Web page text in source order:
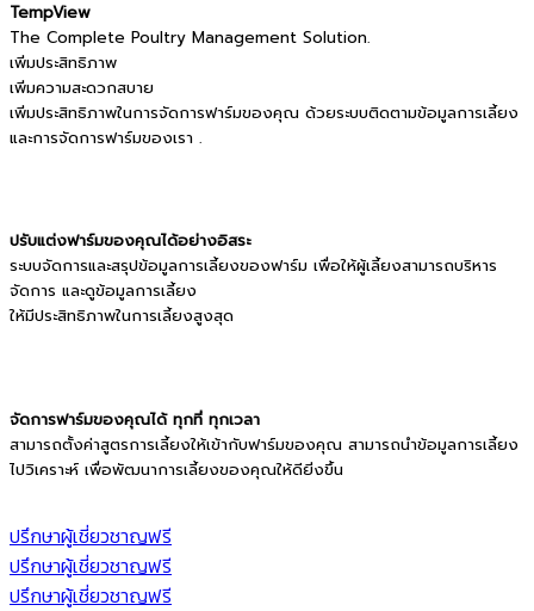
TempView
The Complete Poultry Management Solution.
เพิ่มประสิทธิภาพ
เพิ่มความสะดวกสบาย
เพิ่มประสิทธิภาพในการจัดการฟาร์มของคุณ ด้วยระบบติดตามข้อมูลการเลี้ยง
และการจัดการฟาร์มของเรา .
ปรับแต่งฟาร์มของคุณได้อย่างอิสระ
ระบบจัดการและสรุปข้อมูลการเลี้ยงของฟาร์ม เพื่อให้ผู้เลี้ยงสามารถบริหาร
จัดการ และดูข้อมูลการเลี้ยง
ให้มีประสิทธิภาพในการเลี้ยงสูงสุด
จัดการฟาร์มของคุณได้ ทุกที่ ทุกเวลา
สามารถตั้งค่าสูตรการเลี้ยงให้เข้ากับฟาร์มของคุณ สามารถนำข้อมูลการเลี้ยง
ไปวิเคราะห์ เพื่อพัฒนาการเลี้ยงของคุณให้ดียิ่งขึ้น
ปรึกษาผู้เชี่ยวชาญฟรี
ปรึกษาผู้เชี่ยวชาญฟรี
ปรึกษาผู้เชี่ยวชาญฟรี